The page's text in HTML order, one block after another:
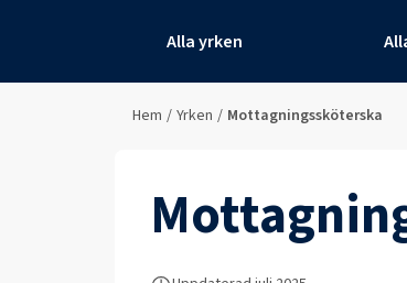
Alla yrken
Hem / Yrken / Mottagningssköterska